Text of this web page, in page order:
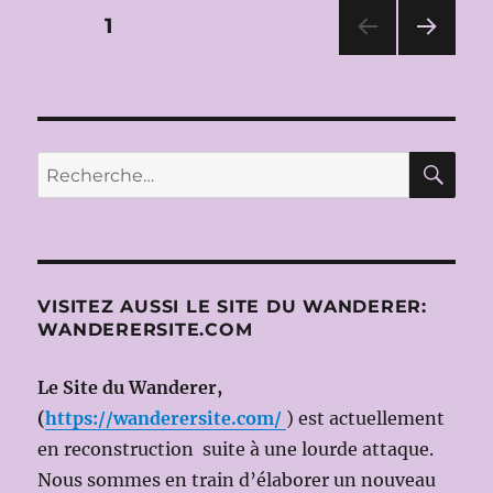
PELLÉAS
ET
MÉLISANDE
de
le
JUILLET
2016
Esa-
SALONEN;
ms
en
Pagination
publications
PAGE1
ANT
E
Recherche
pour :
VISITEZ AUSSI LE SITE DU WANDERER:
WANDERERSITE.COM
Le Site du Wanderer,
(https://wanderersite.com/ ) est actuellement
en reconstruction suite à une lourde attaque.
Nous sommes en train d’élaborer un nouveau